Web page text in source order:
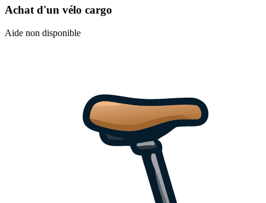
Achat d'un vélo cargo
Aide non disponible